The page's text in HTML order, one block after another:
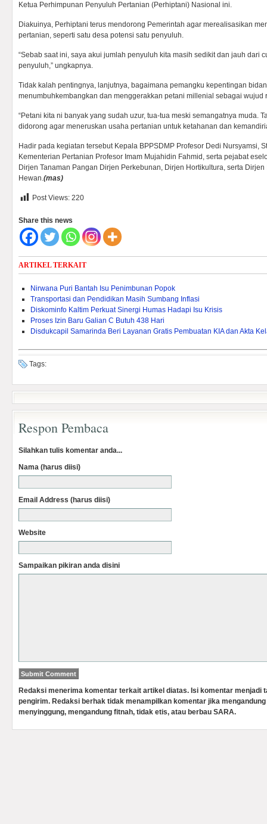
Ketua Perhimpunan Penyuluh Pertanian (Perhiptani) Nasional ini.
Diakuinya, Perhiptani terus mendorong Pemerintah agar merealisasikan
pertanian, seperti satu desa potensi satu penyuluh.
“Sebab saat ini, saya akui jumlah penyuluh kita masih sedikit dan jauh dari
penyuluh,” ungkapnya.
Tidak kalah pentingnya, lanjutnya, bagaimana pemangku kepentingan
menumbuhkembangkan dan menggerakkan petani millenial sebagai wujud
“Petani kita ni banyak yang sudah uzur, tua-tua meski semangatnya muda.
didorong agar meneruskan usaha pertanian untuk ketahanan dan
Hadir pada kegiatan tersebut Kepala BPPSDMP Profesor Dedi Nursyamsi,
Kementerian Pertanian Profesor Imam Mujahidin Fahmid, serta pejabat
Dirjen Tanaman Pangan Dirjen Perkebunan, Dirjen Hortikultura, serta
Hewan.(mas)
Post Views: 220
Share this news
ARTIKEL TERKAIT
Nirwana Puri Bantah Isu Penimbunan Popok
Transportasi dan Pendidikan Masih Sumbang Inflasi
Diskominfo Kaltim Perkuat Sinergi Humas Hadapi Isu Krisis
Proses Izin Baru Galian C Butuh 438 Hari
Disdukcapil Samarinda Beri Layanan Gratis Pembuatan KIA dan Akta
Tags:
Respon Pembaca
Silahkan tulis komentar anda...
Nama (harus diisi)
Email Address (harus diisi)
Website
Sampaikan pikiran anda disini
Redaksi menerima komentar terkait artikel diatas. Isi komentar menjadi
pengirim. Redaksi berhak tidak menampilkan komentar jika
menyinggung, mengandung fitnah, tidak etis, atau berbau SARA.